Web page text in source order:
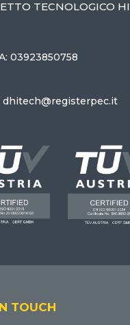
TECNOLOGICO
03923850758
dhitech@registerpec.it
TOUCH